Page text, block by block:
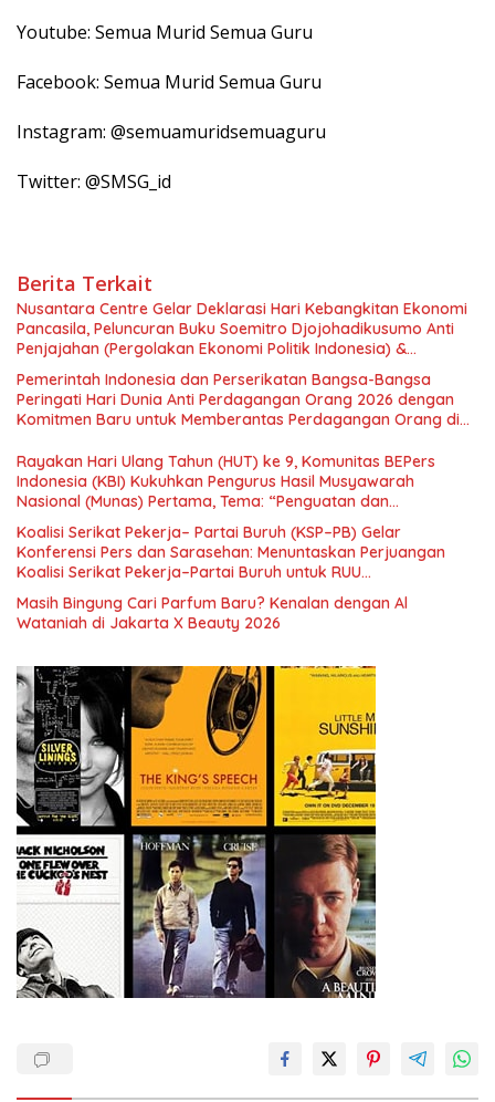
Youtube: Semua Murid Semua Guru
Facebook: Semua Murid Semua Guru
Instagram: @semuamuridsemuaguru
Twitter: @SMSG_id
Berita Terkait
Nusantara Centre Gelar Deklarasi Hari Kebangkitan Ekonomi
Pancasila, Peluncuran Buku Soemitro Djojohadikusumo Anti
Penjajahan (Pergolakan Ekonomi Politik Indonesia) &
Simposium Nasional “Urgensi Undang-Undang Perekonomian
Nasional dan Kesejahteraan Sosial dalam Menata Bangsa
Menuju Indonesia Emas 2045”,
Pemerintah Indonesia dan Perserikatan Bangsa-Bangsa
Peringati Hari Dunia Anti Perdagangan Orang 2026 dengan
Komitmen Baru untuk Memberantas Perdagangan Orang di
Rayakan Hari Ulang Tahun (HUT) ke 9, Komunitas BEPers
Indonesia (KBI) Kukuhkan Pengurus Hasil Musyawarah
Nasional (Munas) Pertama, Tema: “Penguatan dan
Pengembangan Organisasi KBI yang Berbasis Riset di seluruh
Indonesia dan Mancanegara”.
Koalisi Serikat Pekerja– Partai Buruh (KSP–PB) Gelar
Konferensi Pers dan Sarasehan: Menuntaskan Perjuangan
Koalisi Serikat Pekerja–Partai Buruh untuk RUU
Ketenagakerjaan Baru.
Masih Bingung Cari Parfum Baru? Kenalan dengan Al
Wataniah di Jakarta X Beauty 2026